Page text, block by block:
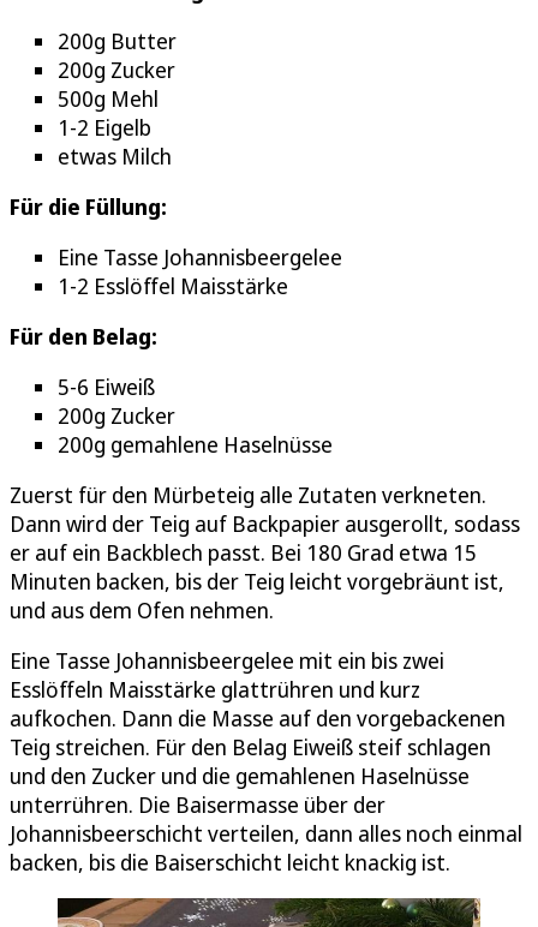
200g Butter
200g Zucker
500g Mehl
1-2 Eigelb
etwas Milch
Für die Füllung:
Eine Tasse Johannisbeergelee
1-2 Esslöffel Maisstärke
Für den Belag:
5-6 Eiweiß
200g Zucker
200g gemahlene Haselnüsse
Zuerst für den Mürbeteig alle Zutaten verkneten.
Dann wird der Teig auf Backpapier ausgerollt, sodass
er auf ein Backblech passt. Bei 180 Grad etwa 15
Minuten backen, bis der Teig leicht vorgebräunt ist,
und aus dem Ofen nehmen.
Eine Tasse Johannisbeergelee mit ein bis zwei
Esslöffeln Maisstärke glattrühren und kurz
aufkochen. Dann die Masse auf den vorgebackenen
Teig streichen. Für den Belag Eiweiß steif schlagen
und den Zucker und die gemahlenen Haselnüsse
unterrühren. Die Baisermasse über der
Johannisbeerschicht verteilen, dann alles noch einmal
backen, bis die Baiserschicht leicht knackig ist.